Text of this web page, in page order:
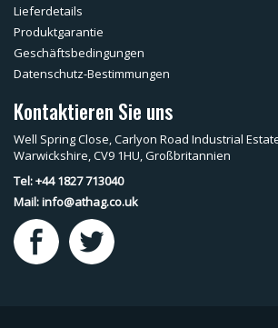
Lieferdetails
Produktgarantie
Geschäftsbedingungen
Datenschutz-Bestimmungen
Kontaktieren Sie uns
Well Spring Close, Carlyon Road Industrial
Warwickshire, CV9 1HU, Großbritannien
Tel: +44 1827 713040
Mail:info@athag.co.uk